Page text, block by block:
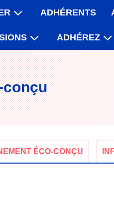
ADHÉRENTS
ADHÉREZ
conçu
ÉCO-CONÇU